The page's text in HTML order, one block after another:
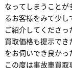
なってしまうこと
るお客様をみて少
ご紹介してくださ
買取価格も提示で
をお伺いでき良かっ
この度は事故車買